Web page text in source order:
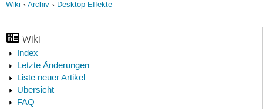
Wiki Archiv Desktop-Effekte
Wiki
Index
Letzte Änderungen
Liste neuer Artikel
Übersicht
FAQ